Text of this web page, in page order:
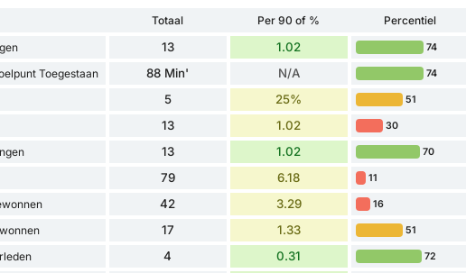
Totaal Per 90 of %
Percentiel
13 1.02 74
Toegestaan 88 Min' N/A 74
5 25% 51
13 1.02 30
13 1.02 70
79 6.18 11
42 3.29 16
17 1.33 51
4 0.31 72